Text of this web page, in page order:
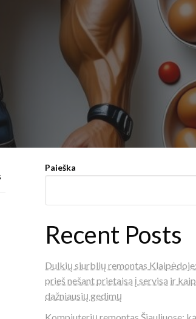
Paieška
Recent Posts
Dulkių siurblių remontas
prieš nešant prietaisą į servisą ir
dažniausių gedimų